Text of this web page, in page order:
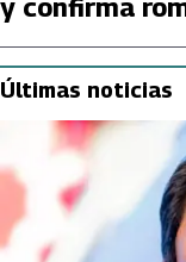
y confirma
Últimas noticias